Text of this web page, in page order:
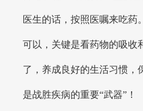
医生的话，按照医嘱来吃药
可以，关键是看药物的吸收
了，养成良好的生活习惯，
是战胜疾病的重要“武器”！